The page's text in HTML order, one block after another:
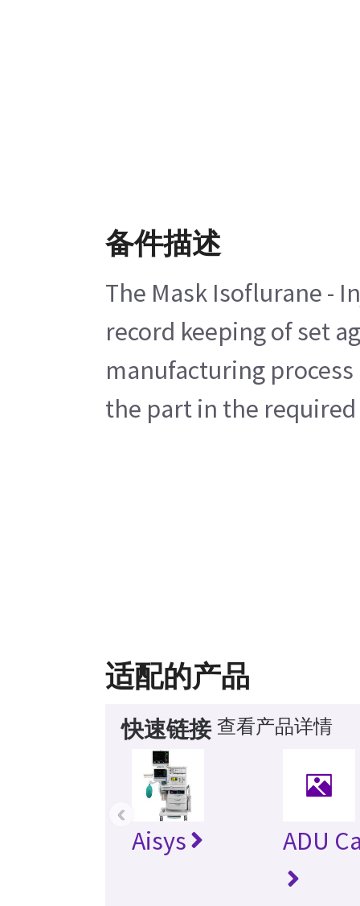
备件描述
The Mask Isoflurane -
record keeping of set
manufacturing
the part in the required
适配的产品
快速链接 查看产品详情
Aisys ADU
‹